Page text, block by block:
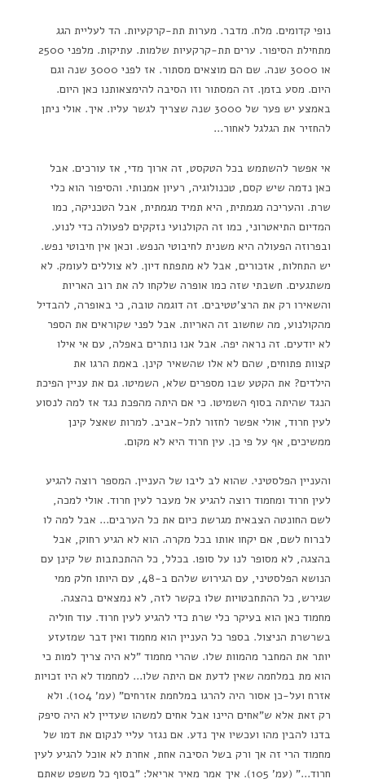
נופי קדומים. מלח. מדבר. מערות תת-קרקעיות. הד לעליית הגג
מתחילת הסיפור. ערים תת-קרקעיות שלמות. עתיקות. מלפני 2500
או 3000 שנה. שם הם מוצאים מסתור. אז לפני 3000 שנה וגם
היום. מסע בזמן. זה המסתור וזו הסיבה להימצאותנו כאן היום.
באמצע יש פער של 3000 שנה שצריך לגשר עליו. איך. אולי ניתן
להחזיר את הגלגל לאחור…
אי אפשר להשתמש בכל הטקסט, זה ארוך מדי, אז עורכים. אבל
כאן נדמה שיש קסם, טכנולוגיה, רעיון אמנותי. והסיפור הוא כלי
שרת. והעריכה מגמתית, היא תמיד מגמתית, אבל הטכניקה, כמו
המדיום התיאטרוני, כמו זה הקולנועי נזקקים לפעולה כדי לנוע.
ובפרוזה הפעולה היא משנית לחיבוטי הנפש. וכאן אין חיבוטי נפש.
יש התחלות, אזכורים, אבל לא מתפתח דיון. לא צוללים לעומק. לא
משתגעים. חשבתי שזה כמו אופרה שלקחו לה את רוב האריות
והשאירו רק את הרצ'טטיבים. זה דוגמה טובה, כי באופרה, להבדיל
מהקולנוע, מה שחשוב זה האריות. אבל לפני שקוראים את הספר
לא יודעים. זה נראה יפה. אבל אנו נותרים באפלה, עם אי אילו
קצוות פתוחים, שהם לא אלו שהשאיר קינן. באמת הרגו את
הילדים? את הקטע שבו מספרים שלא, השמיטו. גם את עניין הפיכת
הנגד שהיתה בסוף השמיטו. כי אם היתה מהפכת נגד אז למה לנסוע
לעין חרוד, אולי אפשר לחזור לתל-אביב. למרות שאצל קינן
ממשיכים, אף על פי כן. עין חרוד היא לא מקום.
והעניין הפלסטיני. שהוא לב ליבו של העניין. המספר רוצה להגיע
לעין חרוד ומחמוד רוצה להגיע אל מעבר לעין חרוד. אולי למכה,
לשם החונטה הצבאית מגרשת כיום את כל הערבים… אבל למה לו
לברוח לשם, אם יקחו אותו בכל מקרה. הוא לא הגיע רחוק, אבל
בהצגה, לא מסופר לנו על סופו. בכלל, כל ההתכתבות של קינן עם
הנושא הפלסטיני, עם הגירוש שלהם ב-48, עם היותו חלק ממי
שגירש, כל ההתחבטויות שלו בקשר לזה, לא נמצאים בהצגה.
מחמוד כאן הוא בעיקר כלי שרת כדי להגיע לעין חרוד. עוד חוליה
בשרשרת הניצול. בספר כל העניין הוא מחמוד ואין דבר שמזעזע
יותר את המחבר מהמוות שלו. שהרי מחמוד "לא היה צריך למות כי
הוא מת במלחמה שאין לדעת אם היתה שלו… למחמוד לא היו זכויות
אזרח ועל-כן אסור היה להרגו במלחמת אזרחים" (עמ' 104). ולא
רק זאת אלא ש"אחים היינו אבל אחים למשהו שעדיין לא היה סיפק
בדנו להבין מהו ועכשיו איך נדע. אם נגזר עליי לנקום את דמו של
מחמוד הרי זה אך ורק בשל הסיבה אחת, אחרת לא אוכל להגיע לעין
חרוד…" (עמ' 105). איך אמר מאיר אריאל: "בסוף כל משפט שאתם